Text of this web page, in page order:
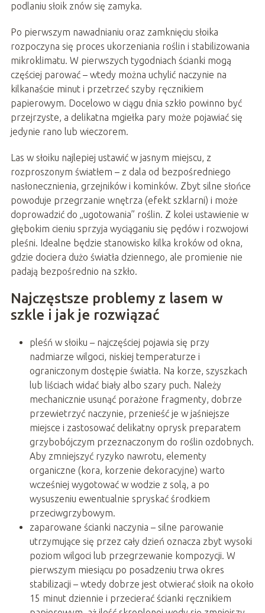
podlaniu słoik znów się zamyka.
Po pierwszym nawadnianiu oraz zamknięciu słoika
rozpoczyna się proces ukorzeniania roślin i stabilizowania
mikroklimatu. W pierwszych tygodniach ścianki mogą
częściej parować – wtedy można uchylić naczynie na
kilkanaście minut i przetrzeć szyby ręcznikiem
papierowym. Docelowo w ciągu dnia szkło powinno być
przejrzyste, a delikatna mgiełka pary może pojawiać się
jedynie rano lub wieczorem.
Las w słoiku najlepiej ustawić w jasnym miejscu, z
rozproszonym światłem – z dala od bezpośredniego
nasłonecznienia, grzejników i kominków. Zbyt silne słońce
powoduje przegrzanie wnętrza (efekt szklarni) i może
doprowadzić do „ugotowania” roślin. Z kolei ustawienie w
głębokim cieniu sprzyja wyciąganiu się pędów i rozwojowi
pleśni. Idealne będzie stanowisko kilka kroków od okna,
gdzie dociera dużo światła dziennego, ale promienie nie
padają bezpośrednio na szkło.
Najczęstsze problemy z lasem w
szkle i jak je rozwiązać
pleśń w słoiku – najczęściej pojawia się przy
nadmiarze wilgoci, niskiej temperaturze i
ograniczonym dostępie światła. Na korze, szyszkach
lub liściach widać biały albo szary puch. Należy
mechanicznie usunąć porażone fragmenty, dobrze
przewietrzyć naczynie, przenieść je w jaśniejsze
miejsce i zastosować delikatny oprysk preparatem
grzybobójczym przeznaczonym do roślin ozdobnych.
Aby zmniejszyć ryzyko nawrotu, elementy
organiczne (kora, korzenie dekoracyjne) warto
wcześniej wygotować w wodzie z solą, a po
wysuszeniu ewentualnie spryskać środkiem
przeciwgrzybowym.
zaparowane ścianki naczynia – silne parowanie
utrzymujące się przez cały dzień oznacza zbyt wysoki
poziom wilgoci lub przegrzewanie kompozycji. W
pierwszym miesiącu po posadzeniu trwa okres
stabilizacji – wtedy dobrze jest otwierać słoik na około
15 minut dziennie i przecierać ścianki ręcznikiem